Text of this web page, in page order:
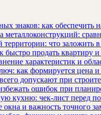
знаков: как обеспечить
металлоконструкций:
что заложить
продать квартиру
характеристик и
как формируется цена
допускают при
ошибок при
кухню: чек-лист перед
и важность точного